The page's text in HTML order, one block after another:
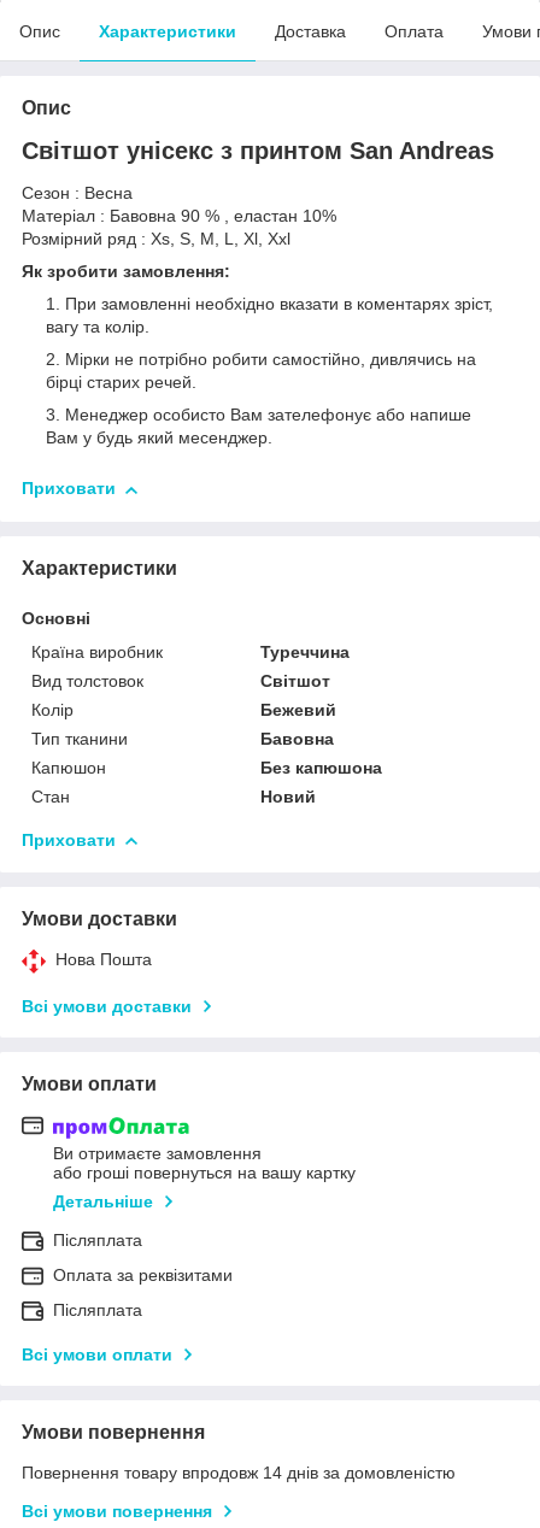
Опис Характеристики Доставка Оплата Умови
Опис
Світшот унісекс з принтом San Andreas
Сезон : Весна
Матеріал : Бавовна 90 % , еластан 10%
Розмірний ряд : Xs, S, M, L, Xl, Xxl
Як зробити замовлення:
При замовленні необхідно вказати в коментарях зріст,
вагу та колір.
Мірки не потрібно робити самостійно, дивлячись на
бірці старих речей.
Менеджер особисто Вам зателефонує або напише
Вам у будь який месенджер.
Приховати
Характеристики
Основні
Країна виробник
Туреччина
Вид толстовок
Світшот
Колір
Бежевий
Тип тканини
Бавовна
Капюшон
Без капюшона
Стан
Новий
Приховати
Умови доставки
Нова Пошта
Всі умови доставки
Умови оплати
Ви отримаєте замовлення
або гроші повернуться на вашу картку
Детальніше
Післяплата
Оплата за реквізитами
Післяплата
Всі умови оплати
Умови повернення
Повернення товару впродовж 14 днів за домовленістю
Всі умови повернення